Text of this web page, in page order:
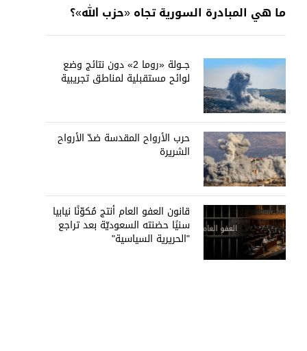
ما هي المبادرة السورية تجاه «حزب الله»؟
جــولة «روما 2» دون نتائج وضع
لوائح مستقبلية لمناطق تجريبية
حرب الأرواح المقدسة ضدّ الأرواح
الشريرة
قانون العفو العام أنتج مُكوّنًا نيابيا
سنيًا حضنته السعوديّة بعد تراجع
"الحريرية السياسية"